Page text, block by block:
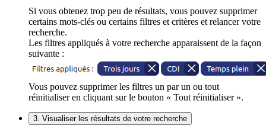
Si vous obtenez trop peu de résultats, vous pouvez supprimer
certains mots-clés ou certains filtres et critères et relancer votre
recherche.
Les filtres appliqués à votre recherche apparaissent de la façon
suivante :
Vous pouvez supprimer les filtres un par un ou tout
réinitialiser en cliquant sur le bouton « Tout réinitialiser ».
3. Visualiser les résultats de votre recherche